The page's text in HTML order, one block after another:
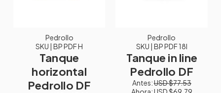
Pedrollo
SKU | BP PDF H
Tanque
horizontal
Pedrollo DF
Pedrollo
SKU | BP PDF 18I
Tanque in line
Pedrollo DF
Antes:USD $77.53